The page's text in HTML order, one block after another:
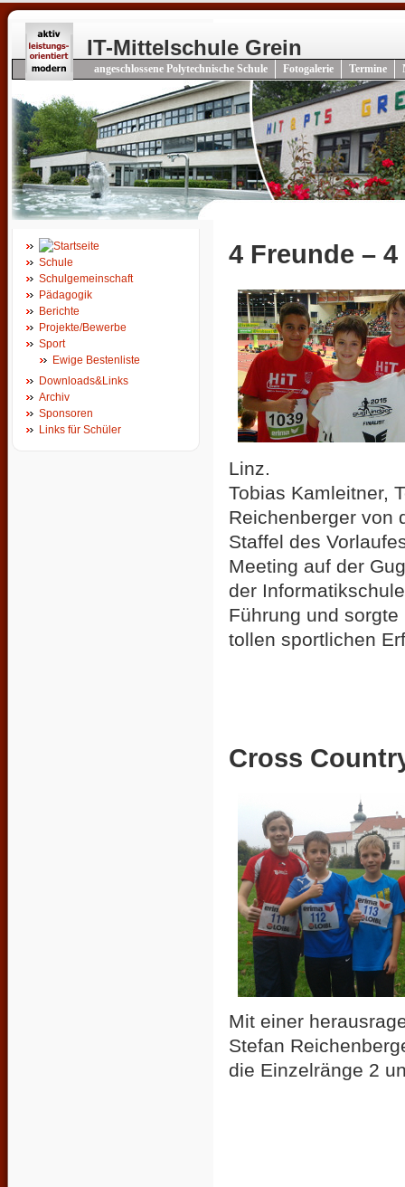
IT-Mittelschule Grein
angeschlossene Polytechnische Schule Fotogalerie Termine
Schule
Schulgemeinschaft
Pädagogik
Berichte
Projekte/Bewerbe
Sport
Ewige Bestenliste
Downloads&Links
Archiv
Sponsoren
Links für Schüler
4 Freunde –
Linz.
Tobias Kamleitner,
Reichenberger von
Staffel des
Meeting auf der
der
Führung und
tollen sportlichen
Cross
Mit einer
Stefan
die Einzelränge 2